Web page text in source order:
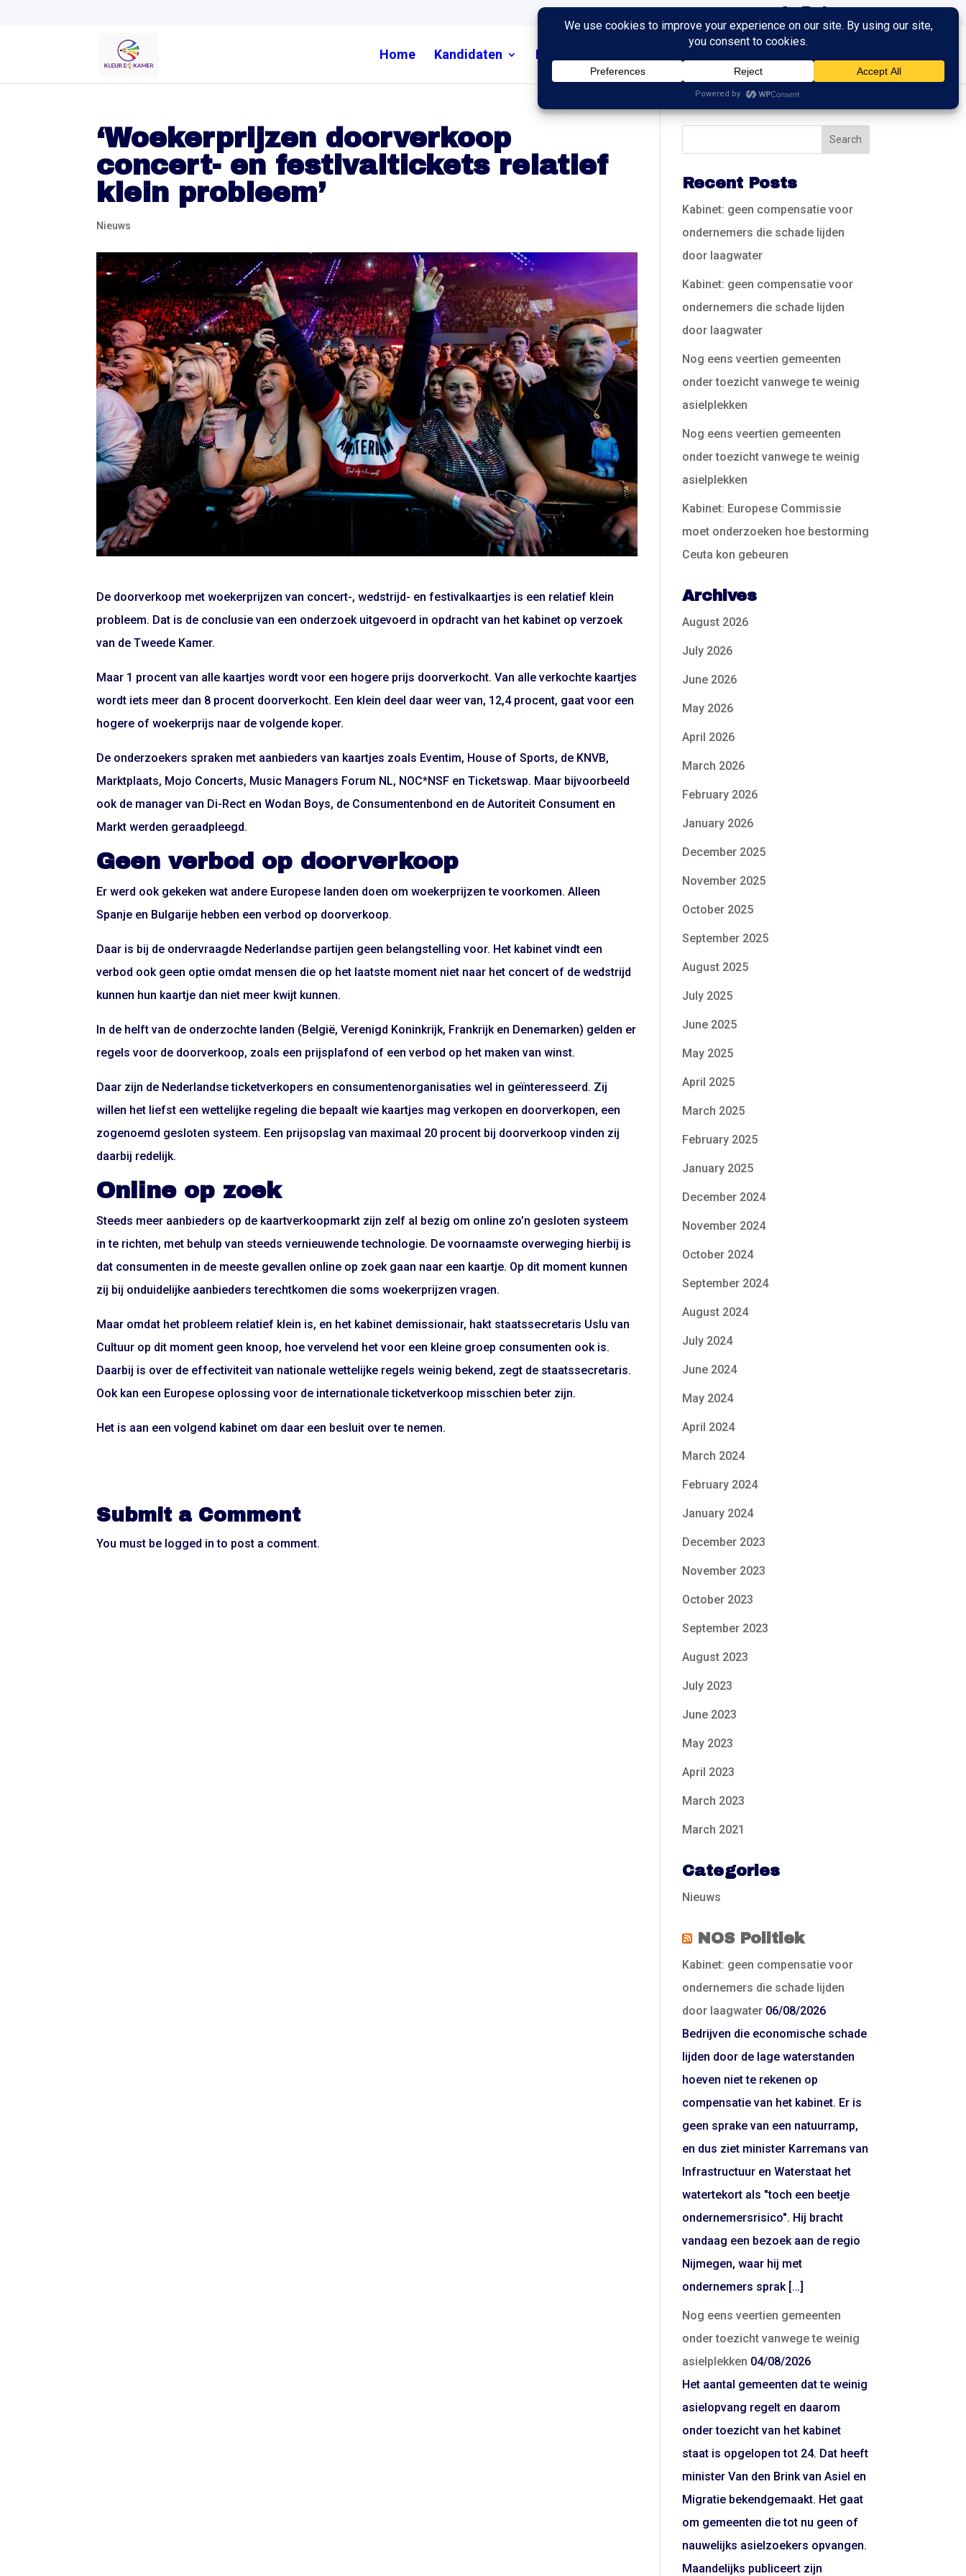
Home Kandidaten Nieuws
‘Woekerprijzen doorverkoop
concert- en festivaltickets relatief
klein probleem’
Nieuws
De doorverkoop met woekerprijzen van concert-, wedstrijd- en festivalkaartjes is een relatief klein
probleem. Dat is de conclusie van een onderzoek uitgevoerd in opdracht van het kabinet op verzoek
van de Tweede Kamer.
Maar 1 procent van alle kaartjes wordt voor een hogere prijs doorverkocht. Van alle verkochte kaartjes
wordt iets meer dan 8 procent doorverkocht. Een klein deel daar weer van, 12,4 procent, gaat voor een
hogere of woekerprijs naar de volgende koper.
De onderzoekers spraken met aanbieders van kaartjes zoals Eventim, House of Sports, de KNVB,
Marktplaats, Mojo Concerts, Music Managers Forum NL, NOC*NSF en Ticketswap. Maar bijvoorbeeld
ook de manager van Di-Rect en Wodan Boys, de Consumentenbond en de Autoriteit Consument en
Markt werden geraadpleegd.
Geen verbod op doorverkoop
Er werd ook gekeken wat andere Europese landen doen om woekerprijzen te voorkomen. Alleen
Spanje en Bulgarije hebben een verbod op doorverkoop.
Daar is bij de ondervraagde Nederlandse partijen geen belangstelling voor. Het kabinet vindt een
verbod ook geen optie omdat mensen die op het laatste moment niet naar het concert of de wedstrijd
kunnen hun kaartje dan niet meer kwijt kunnen.
In de helft van de onderzochte landen (België, Verenigd Koninkrijk, Frankrijk en Denemarken) gelden er
regels voor de doorverkoop, zoals een prijsplafond of een verbod op het maken van winst.
Daar zijn de Nederlandse ticketverkopers en consumentenorganisaties wel in geïnteresseerd. Zij
willen het liefst een wettelijke regeling die bepaalt wie kaartjes mag verkopen en doorverkopen, een
zogenoemd gesloten systeem. Een prijsopslag van maximaal 20 procent bij doorverkoop vinden zij
daarbij redelijk.
Online op zoek
Steeds meer aanbieders op de kaartverkoopmarkt zijn zelf al bezig om online zo’n gesloten systeem
in te richten, met behulp van steeds vernieuwende technologie. De voornaamste overweging hierbij is
dat consumenten in de meeste gevallen online op zoek gaan naar een kaartje. Op dit moment kunnen
zij bij onduidelijke aanbieders terechtkomen die soms woekerprijzen vragen.
Maar omdat het probleem relatief klein is, en het kabinet demissionair, hakt staatssecretaris Uslu van
Cultuur op dit moment geen knoop, hoe vervelend het voor een kleine groep consumenten ook is.
Daarbij is over de effectiviteit van nationale wettelijke regels weinig bekend, zegt de staatssecretaris.
Ook kan een Europese oplossing voor de internationale ticketverkoop misschien beter zijn.
Het is aan een volgend kabinet om daar een besluit over te nemen.
Submit a Comment
You must be logged in to post a comment.
Recent Posts
Kabinet: geen compensatie voor
ondernemers die schade lijden
door laagwater
Kabinet: geen compensatie voor
ondernemers die schade lijden
door laagwater
Nog eens veertien gemeenten
onder toezicht vanwege te weinig
asielplekken
Nog eens veertien gemeenten
onder toezicht vanwege te weinig
asielplekken
Kabinet: Europese Commissie
moet onderzoeken hoe bestorming
Ceuta kon gebeuren
Archives
August 2026
July 2026
June 2026
May 2026
April 2026
March 2026
February 2026
January 2026
December 2025
November 2025
October 2025
September 2025
August 2025
July 2025
June 2025
May 2025
April 2025
March 2025
February 2025
January 2025
December 2024
November 2024
October 2024
September 2024
August 2024
July 2024
June 2024
May 2024
April 2024
March 2024
February 2024
January 2024
December 2023
November 2023
October 2023
September 2023
August 2023
July 2023
June 2023
May 2023
April 2023
March 2023
March 2021
Categories
Nieuws
NOS Politiek
Kabinet: geen compensatie voor
ondernemers die schade lijden
door laagwater 06/08/2026
Bedrijven die economische schade
lijden door de lage waterstanden
hoeven niet te rekenen op
compensatie van het kabinet. Er is
geen sprake van een natuurramp,
en dus ziet minister Karremans van
Infrastructuur en Waterstaat het
watertekort als "toch een beetje
ondernemersrisico". Hij bracht
vandaag een bezoek aan de regio
Nijmegen, waar hij met
ondernemers sprak […]
Nog eens veertien gemeenten
onder toezicht vanwege te weinig
asielplekken 04/08/2026
Het aantal gemeenten dat te weinig
asielopvang regelt en daarom
onder toezicht van het kabinet
staat is opgelopen tot 24. Dat heeft
minister Van den Brink van Asiel en
Migratie bekendgemaakt. Het gaat
om gemeenten die tot nu geen of
nauwelijks asielzoekers opvangen.
Maandelijks publiceert zijn